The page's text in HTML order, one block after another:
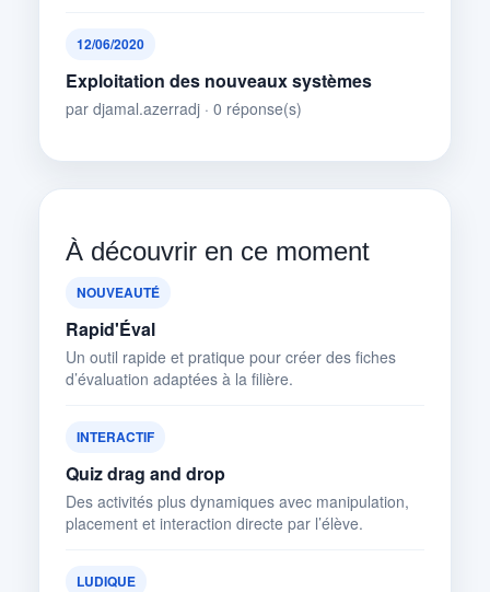
12/06/2020
Exploitation des nouveaux systèmes
par djamal.azerradj · 0 réponse(s)
À découvrir en ce moment
NOUVEAUTÉ
Rapid'Éval
Un outil rapide et pratique pour créer des fiches
d’évaluation adaptées à la filière.
INTERACTIF
Quiz drag and drop
Des activités plus dynamiques avec manipulation,
placement et interaction directe par l’élève.
LUDIQUE